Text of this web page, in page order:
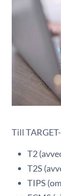
Till
T2
T2S
TIPS